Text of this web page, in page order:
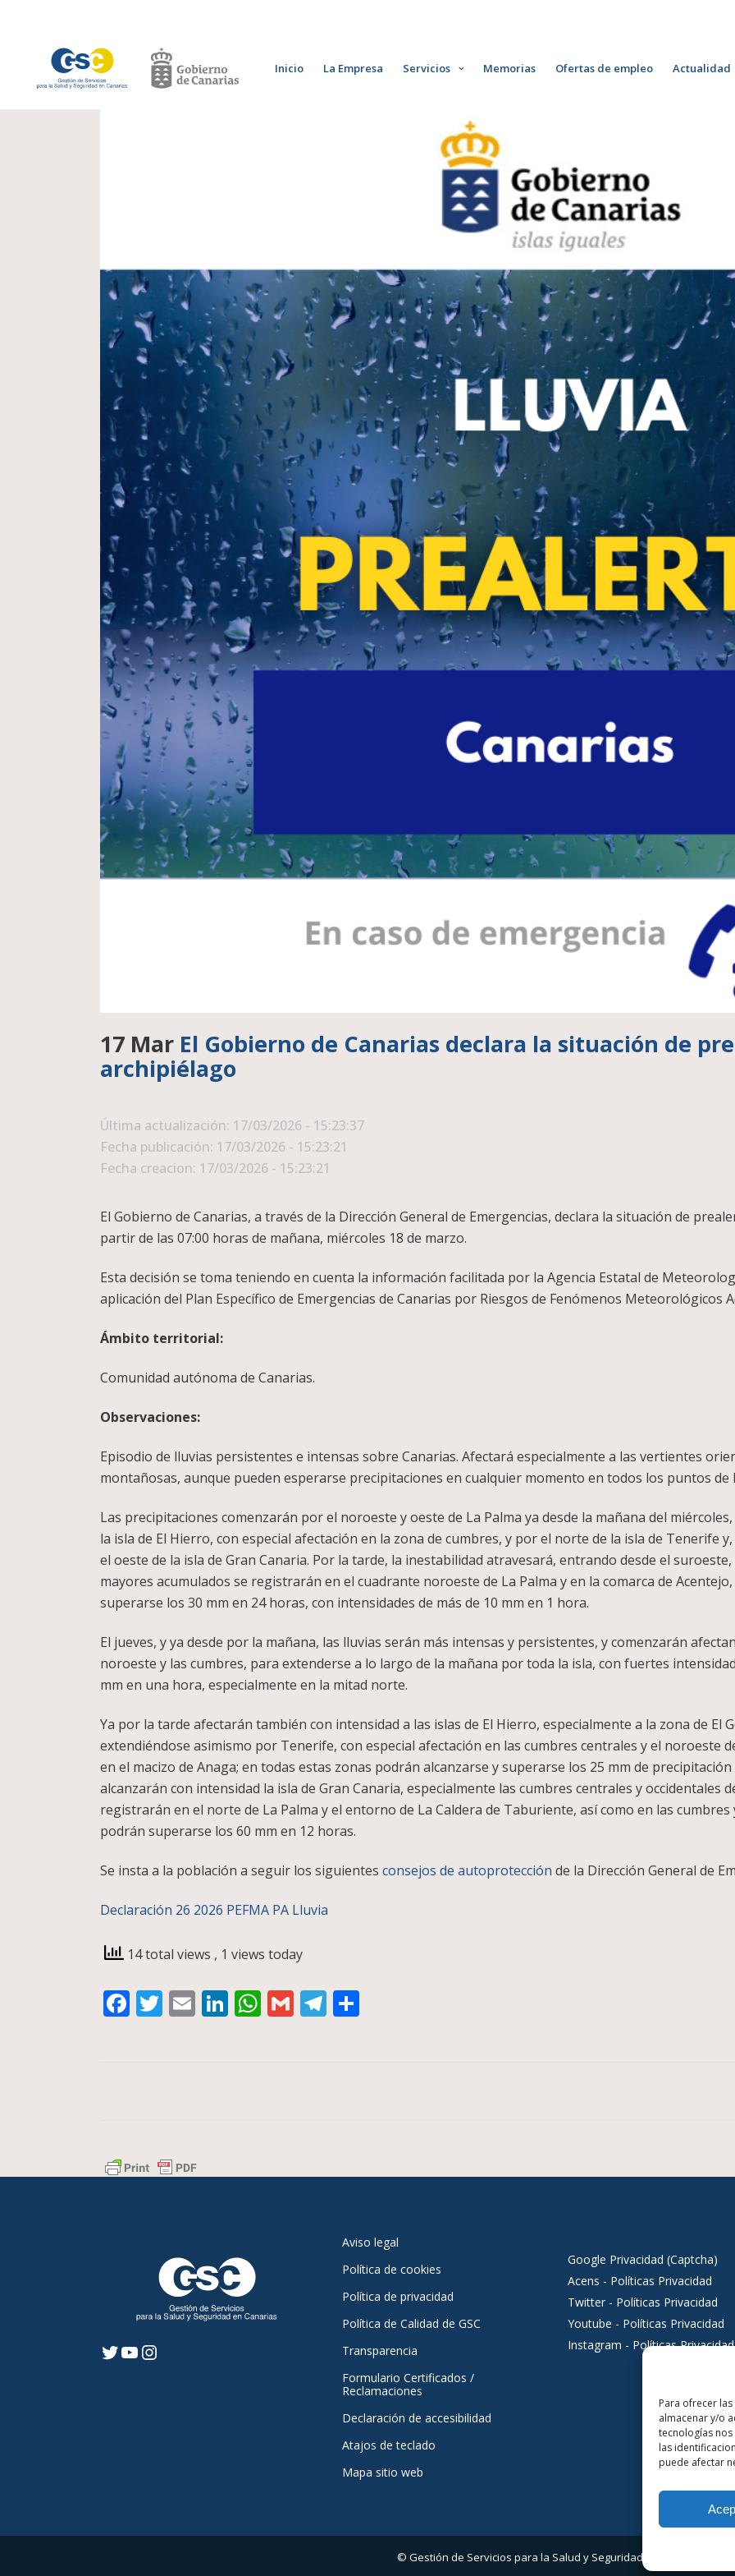
Para ofrecer
almacenar y/o
tecnologías
las
puede afectar
Inicio La Empresa Servicios Memorias Ofertas de empleo Actualidad
17 Mar El Gobierno de Canarias declara la situación de
archipiélago
Última actualización: 17/03/2026 - 15:23:37
Fecha publicación: 17/03/2026 - 15:23:21
Fecha creacion: 17/03/2026 - 15:23:21
El Gobierno de Canarias, a través de la Dirección General de Emergencias, declara la situación de
partir de las 07:00 horas de mañana, miércoles 18 de marzo.
Esta decisión se toma teniendo en cuenta la información facilitada por la Agencia Estatal de
aplicación del Plan Específico de Emergencias de Canarias por Riesgos de Fenómenos Meteorológicos
Ámbito territorial:
Comunidad autónoma de Canarias.
Observaciones:
Episodio de lluvias persistentes e intensas sobre Canarias. Afectará especialmente a las vertientes
montañosas, aunque pueden esperarse precipitaciones en cualquier momento en todos los puntos de
Las precipitaciones comenzarán por el noroeste y oeste de La Palma ya desde la mañana del
la isla de El Hierro, con especial afectación en la zona de cumbres, y por el norte de la isla de Tenerife
el oeste de la isla de Gran Canaria. Por la tarde, la inestabilidad atravesará, entrando desde el
mayores acumulados se registrarán en el cuadrante noroeste de La Palma y en la comarca de
superarse los 30 mm en 24 horas, con intensidades de más de 10 mm en 1 hora.
El jueves, y ya desde por la mañana, las lluvias serán más intensas y persistentes, y comenzarán
noroeste y las cumbres, para extenderse a lo largo de la mañana por toda la isla, con fuertes
mm en una hora, especialmente en la mitad norte.
Ya por la tarde afectarán también con intensidad a las islas de El Hierro, especialmente a la zona de El
extendiéndose asimismo por Tenerife, con especial afectación en las cumbres centrales y el noroeste
en el macizo de Anaga; en todas estas zonas podrán alcanzarse y superarse los 25 mm de
alcanzarán con intensidad la isla de Gran Canaria, especialmente las cumbres centrales y occidentales
registrarán en el norte de La Palma y el entorno de La Caldera de Taburiente, así como en las
podrán superarse los 60 mm en 12 horas.
Se insta a la población a seguir los siguientes consejos de autoprotección de la Dirección General de
Declaración 26 2026 PEFMA PA Lluvia
14 total views , 1 views today
Facebook
Twitter
EmailLinkedIn
WhatsApp
GmailTelegram
Twitter
YouTube
Instagram
Aviso legal
Política de cookies
Política de privacidad
Política de Calidad de GSC
Transparencia
Formulario Certificados /
Reclamaciones
Declaración de accesibilidad
Atajos de teclado
Mapa sitio web
Google Privacidad (Captcha)
Acens - Políticas Privacidad
Twitter - Políticas Privacidad
Youtube - Políticas Privacidad
Instagram - Políticas Privacidad
© Gestión de Servicios para la Salud y Seguridad en Canarias